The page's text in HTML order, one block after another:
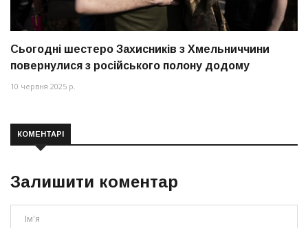
Сьогодні шестеро Захисників з Хмельниччини
повернулися з російського полону додому
10 червня 2025 р.
КОМЕНТАРІ
Залишити коментар